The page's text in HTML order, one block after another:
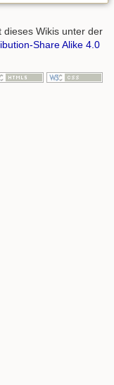
Wikis unter der
Share Alike 4.0